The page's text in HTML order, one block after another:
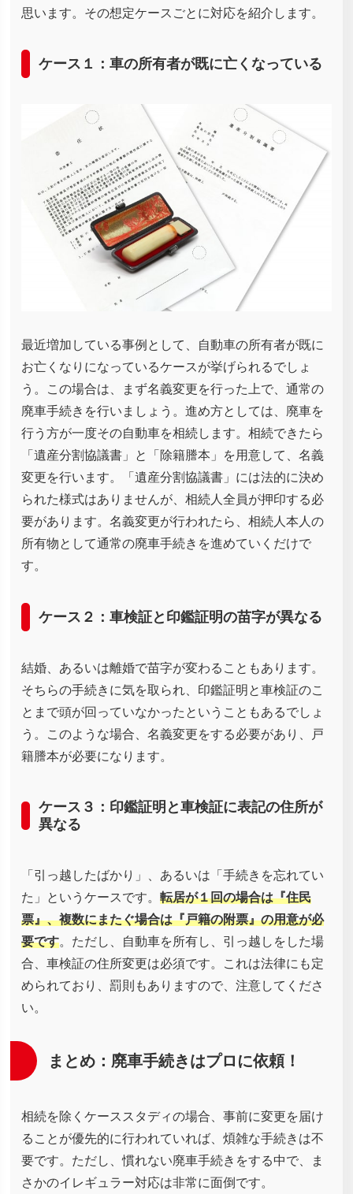
思います。その想定ケースごとに対応を紹介します。
ケース１：車の所有者が既に亡くなっている
最近増加している事例として、自動車の所有者が既に
お亡くなりになっているケースが挙げられるでしょ
う。この場合は、まず名義変更を行った上で、通常の
廃車手続きを行いましょう。進め方としては、廃車を
行う方が一度その自動車を相続します。相続できたら
「遺産分割協議書」と「除籍謄本」を用意して、名義
変更を行います。「遺産分割協議書」には法的に決め
られた様式はありませんが、相続人全員が押印する必
要があります。名義変更が行われたら、相続人本人の
所有物として通常の廃車手続きを進めていくだけで
す。
ケース２：車検証と印鑑証明の苗字が異なる
結婚、あるいは離婚で苗字が変わることもあります。
そちらの手続きに気を取られ、印鑑証明と車検証のこ
とまで頭が回っていなかったということもあるでしょ
う。このような場合、名義変更をする必要があり、戸
籍謄本が必要になります。
ケース３：印鑑証明と車検証に表記の住所が
異なる
「引っ越したばかり」、あるいは「手続きを忘れてい
た」というケースです。 転居が１回の場合は『住民
票』、複数にまたぐ場合は『戸籍の附票』の用意が必
要です。ただし、自動車を所有し、引っ越しをした場
合、車検証の住所変更は必須です。これは法律にも定
められており、罰則もありますので、注意してくださ
い。
まとめ：廃車手続きはプロに依頼！
相続を除くケーススタディの場合、事前に変更を届け
ることが優先的に行われていれば、煩雑な手続きは不
要です。ただし、慣れない廃車手続きをする中で、ま
さかのイレギュラー対応は非常に面倒です。